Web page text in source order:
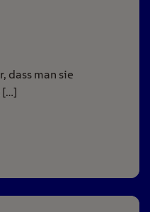
dass man sie
[…]